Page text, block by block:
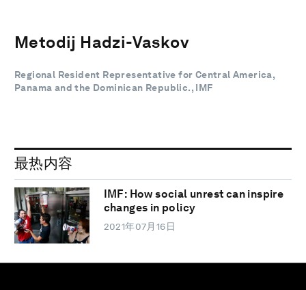
Metodij Hadzi-Vaskov
Regional Resident Representative for Central America,
Panama and the Dominican Republic., IMF
最热内容
IMF: How social unrest can inspire
changes in policy
2021年07月16日